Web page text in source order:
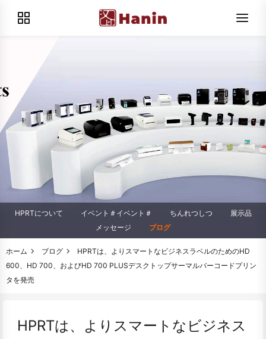
HPRTについて イベント＃イベント＃ ちんれつしつ
展示品
メッセージ
ブログ
ホーム ブログ
HPRTは、よりスマートなビジネスラベルのためのHD
600、HD 700、およびHD 700 PLUSデスクトップサーマルバーコードプリン
タを発売
HPRTは、よりスマートなビジネス